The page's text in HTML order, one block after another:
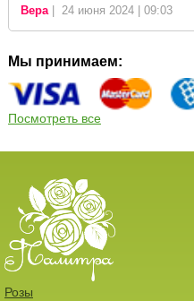
Вера| 24 июня 2024 | 09:03
Мы принимаем:
Посмотреть все
Розы